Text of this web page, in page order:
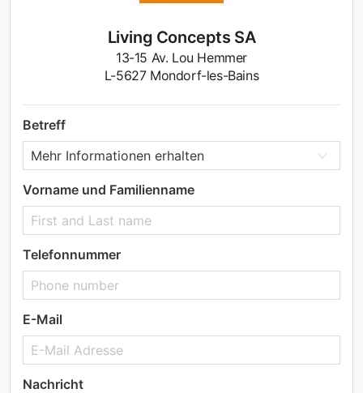
Living Concepts SA
13-15 Av. Lou Hemmer
L-5627 Mondorf-les-Bains
Betreff
Vorname und Familienname
Telefonnummer
E-Mail
Nachricht